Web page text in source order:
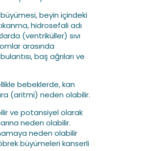
büyümesi, beyin içindeki
hidrosefali adı
(ventriküller) sıvı
arasında
baş ağrıları ve
bebeklerde, kan
(aritmi) neden olabilir.
ve potansiyel olarak
neden olabilir.
neden olabilir
büyümeleri kanserli